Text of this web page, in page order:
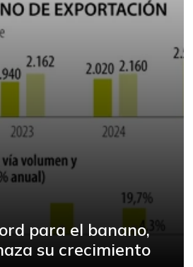
para el banano,
su crecimiento